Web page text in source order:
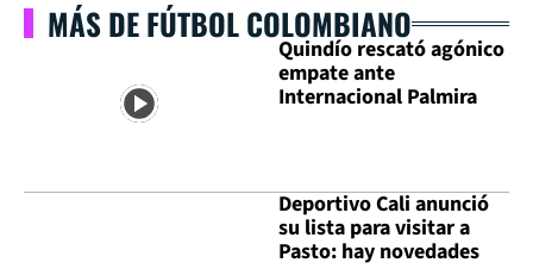
MÁS DE FÚTBOL COLOMBIANO
Quindío rescató agónico
empate ante
Internacional Palmira
Deportivo Cali anunció
su lista para visitar a
Pasto: hay novedades